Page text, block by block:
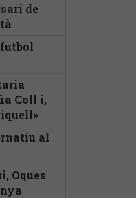
de
Coll i,
al
Oques